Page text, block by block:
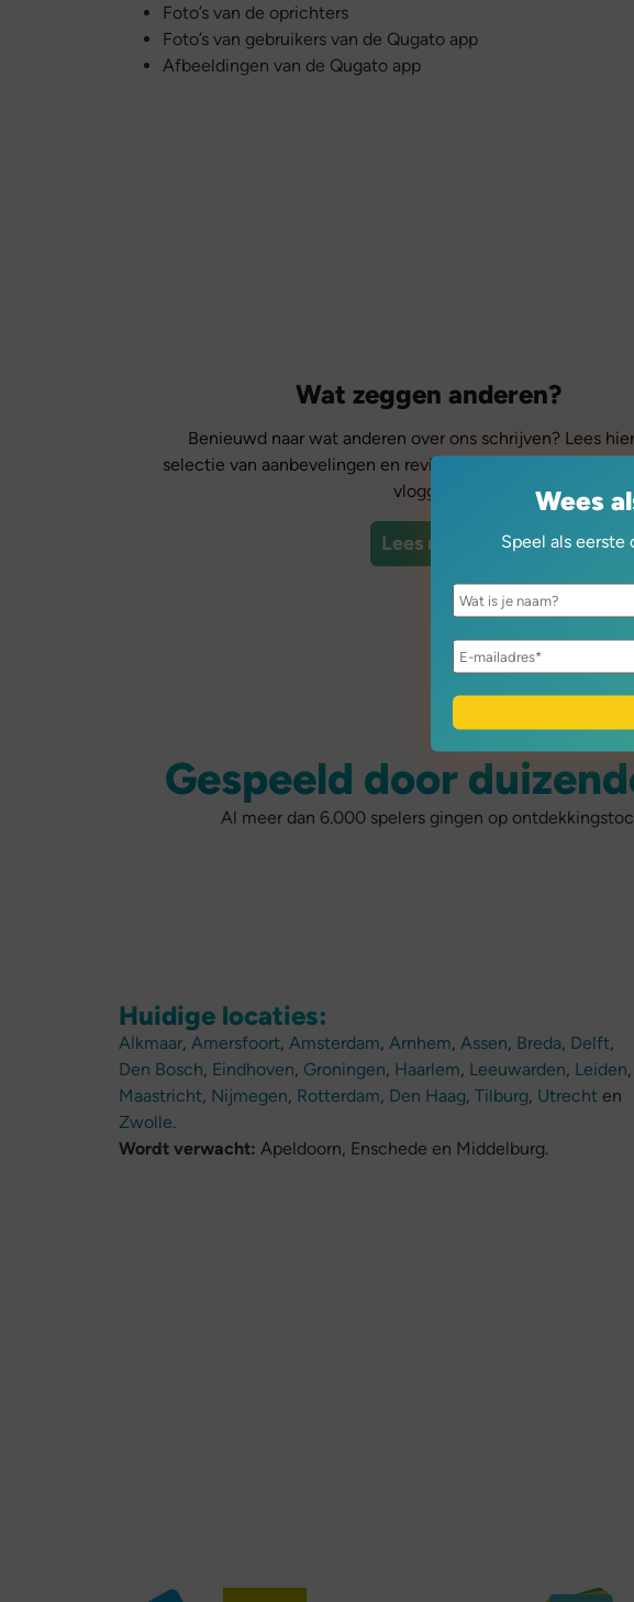
Foto’s van de oprichters
Foto’s van gebruikers van de Qugato app
Afbeeldingen van de Qugato app
Wat zeggen anderen?
Benieuwd naar wat anderen over ons schrijven? Lees
selectie van aanbevelingen en reviews van organisaties,
vloggers.
Lees meer
Gespeeld door
Al meer dan 6.000 spelers gingen op
Huidige locaties:
Alkmaar, Amersfoort, Amsterdam, Arnhem, Assen, Breda, Delft,
Den Bosch, Eindhoven, Groningen, Haarlem, Leeuwarden, Leiden,
Maastricht, Nijmegen, Rotterdam, Den Haag, Tilburg, Utrechten
Zwolle.
Wordt verwacht: Apeldoorn, Enschede en Middelburg.
Wees
Speel als